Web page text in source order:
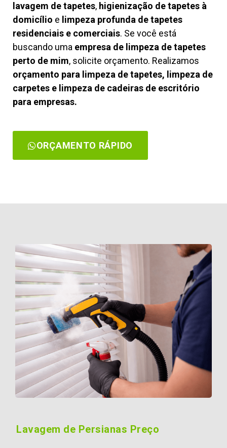
lavagem de tapetes, higienização de tapetes à
domicílio e limpeza profunda de tapetes
residenciais e comerciais. Se você está
buscando uma empresa de limpeza de tapetes
perto de mim, solicite orçamento. Realizamos
orçamento para limpeza de tapetes, limpeza de
carpetes e limpeza de cadeiras de escritório
para empresas.
ORÇAMENTO RÁPIDO
Lavagem de Persianas Preço